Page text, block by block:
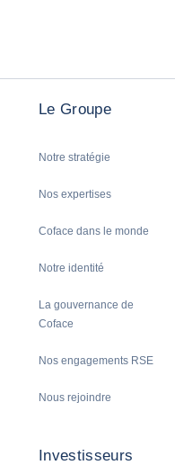
Le Groupe
Notre stratégie
Nos expertises
Coface dans le monde
Notre identité
La gouvernance de
Coface
Nos engagements RSE
Nous rejoindre
Investisseurs